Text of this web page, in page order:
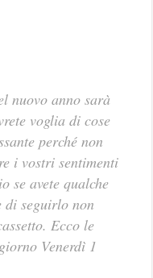
nuovo anno sarà
voglia di cose
perché non
i vostri sentimenti
se avete qualche
di seguirlo non
Ecco le
Venerdì 1